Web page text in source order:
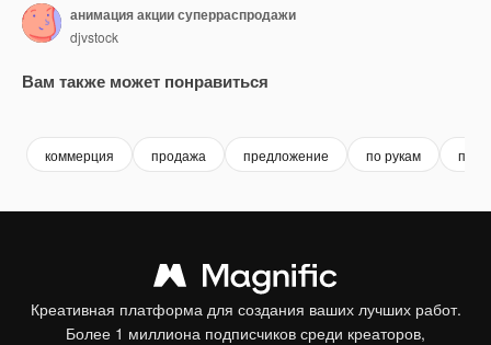
анимация акции суперраспродажи
djvstock
Вам также может понравиться
коммерция продажа предложение по рукам
Креативная платформа для создания ваших лучших работ.
Более 1 миллиона подписчиков среди креаторов,